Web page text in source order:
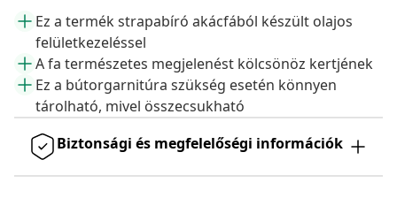
Ez a termék strapabíró akácfából készült olajos
felületkezeléssel
A fa természetes megjelenést kölcsönöz kertjének
Ez a bútorgarnitúra szükség esetén könnyen
tárolható, mivel összecsukható
Biztonsági és megfelelőségi információk